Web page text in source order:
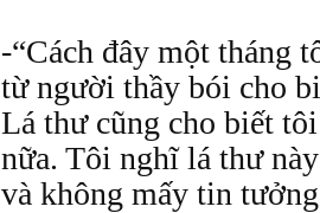
-“Cách đây một tháng
từ người thầy bói cho
Lá thư cũng cho biết
nữa. Tôi nghĩ lá thư
và không mấy tin